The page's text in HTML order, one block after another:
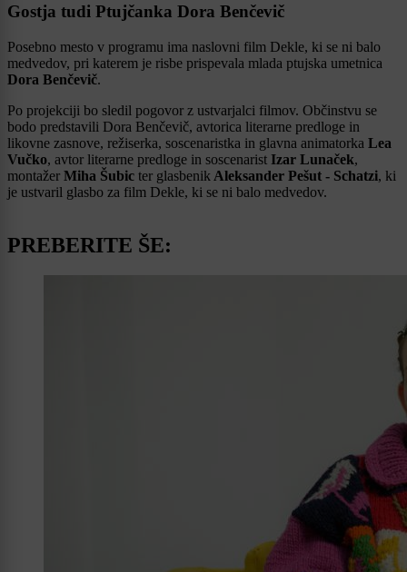
Gostja tudi Ptujčanka Dora Benčevič
Posebno mesto v programu ima naslovni film Dekle, ki se ni balo
medvedov, pri katerem je risbe prispevala mlada ptujska umetnica
Dora Benčevič.
Po projekciji bo sledil pogovor z ustvarjalci filmov. Občinstvu se
bodo predstavili Dora Benčevič, avtorica literarne predloge in
likovne zasnove, režiserka, soscenaristka in glavna animatorka Lea
Vučko, avtor literarne predloge in soscenarist Izar Lunaček,
montažer Miha Šubic ter glasbenik Aleksander Pešut - Schatzi, ki
je ustvaril glasbo za film Dekle, ki se ni balo medvedov.
PREBERITE ŠE: